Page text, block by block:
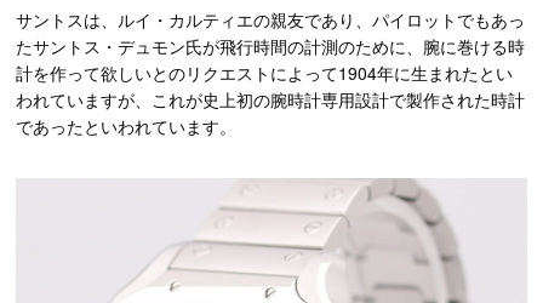
サントスは、ルイ・カルティエの親友であり、パイロットでもあっ
たサントス・デュモン氏が飛行時間の計測のために、腕に巻ける時
計を作って欲しいとのリクエストによって1904年に生まれたとい
われていますが、これが史上初の腕時計専用設計で製作された時計
であったといわれています。